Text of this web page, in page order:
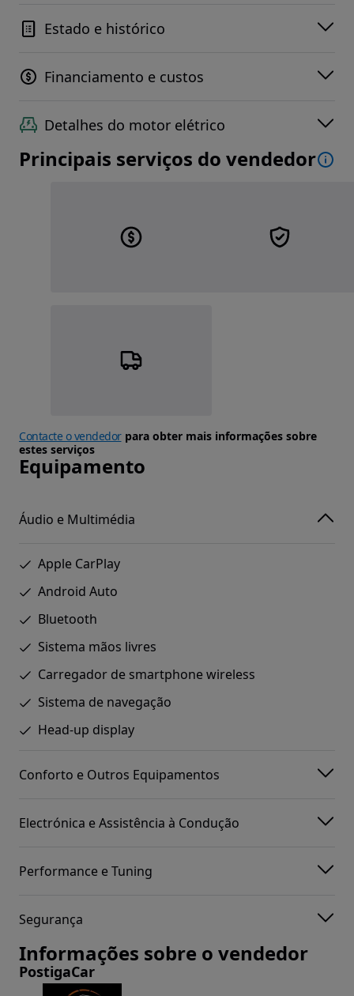
Estado e histórico
Financiamento e custos
Detalhes do motor elétrico
Principais serviços do vendedor
Contacte o vendedorpara obter mais informações sobre
estes serviços
Equipamento
Áudio e Multimédia
Apple CarPlay
Android Auto
Bluetooth
Sistema mãos livres
Carregador de smartphone wireless
Sistema de navegação
Head-up display
Conforto e Outros Equipamentos
Electrónica e Assistência à Condução
Performance e Tuning
Segurança
Informações sobre o vendedor
PostigaCar